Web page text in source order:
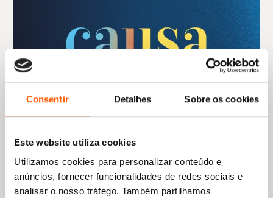
Consentir Detalhes Sobre os cookies
Este website utiliza cookies
Utilizamos cookies para personalizar conteúdo e
anúncios, fornecer funcionalidades de redes sociais e
analisar o nosso tráfego. Também partilhamos